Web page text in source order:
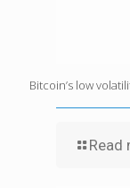
Bitcoin’s low
Read